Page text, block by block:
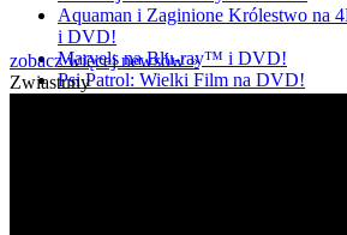
Aquaman i Zaginione Królestwo
i DVD!
Marvels na Blu-ray™ i DVD!
Psi Patrol: Wielki Film na DVD!
zobacz więcej newsów »
Zwiastuny